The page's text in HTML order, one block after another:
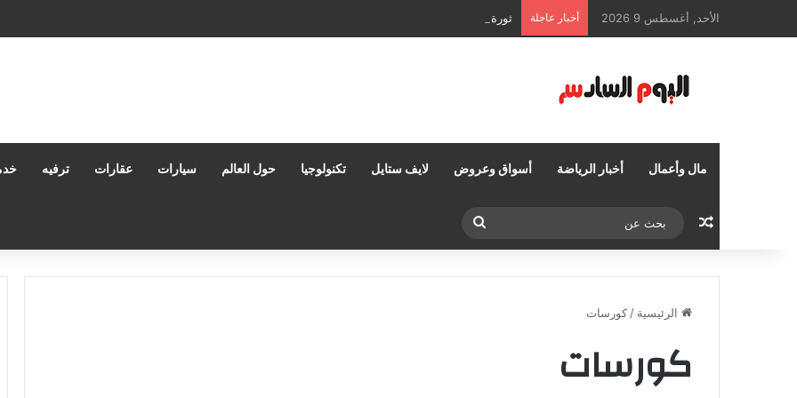
الأحد, أغسطس 9 2026 أخبار عاجلة ثورة التحول الرقمي وإدارة المستندات: كيف تعزز إنتاجيتك وتحمي بياناتك في بيئات العمل الحديثة؟
مال وأعمال أخبار الرياضة أسواق وعروض لايف ستايل تكنولوجيا حول العالم سيارات عقارات ترفيه
مقال عشوائي
عن
الرئيسية / كورسات
كورسات